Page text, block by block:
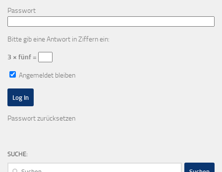
Passwort
Bitte gib eine Antwort in Ziffern ein:
3 × fünf =
Angemeldet bleiben
Passwort zurücksetzen
SUCHE:
Suchen